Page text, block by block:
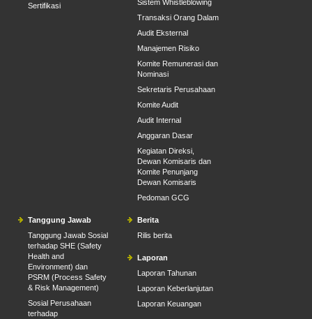
Sertifikasi
Sistem Whistleblowing
Transaksi Orang Dalam
Audit Eksternal
Manajemen Risiko
Komite Remunerasi dan
Nominasi
Sekretaris Perusahaan
Komite Audit
Audit Internal
Anggaran Dasar
Kegiatan Direksi,
Dewan Komisaris dan
Komite Penunjang
Dewan Komisaris
Pedoman GCG
Tanggung Jawab
Tanggung Jawab Sosial
terhadap SHE (Safety
Health and
Environment) dan
PSRM (Process Safety
& Risk Management)
Sosial Perusahaan
terhadap
Berita
Rilis berita
Laporan
Laporan Tahunan
Laporan Keberlanjutan
Laporan Keuangan